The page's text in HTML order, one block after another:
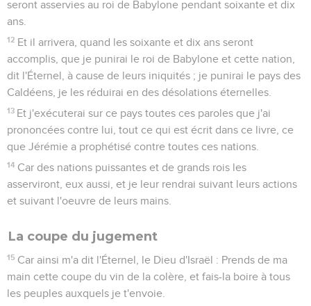
seront asservies au roi de Babylone pendant soixante et dix
ans.
12 Et il arrivera, quand les soixante et dix ans seront
accomplis, que je punirai le roi de Babylone et cette nation,
dit l'Éternel, à cause de leurs iniquités ; je punirai le pays des
Caldéens, je les réduirai en des désolations éternelles.
13 Et j'exécuterai sur ce pays toutes ces paroles que j'ai
prononcées contre lui, tout ce qui est écrit dans ce livre, ce
que Jérémie a prophétisé contre toutes ces nations.
14 Car des nations puissantes et de grands rois les
asserviront, eux aussi, et je leur rendrai suivant leurs actions
et suivant l'oeuvre de leurs mains.
La coupe du jugement
15 Car ainsi m'a dit l'Éternel, le Dieu d'Israël : Prends de ma
main cette coupe du vin de la colère, et fais-la boire à tous
les peuples auxquels je t'envoie.